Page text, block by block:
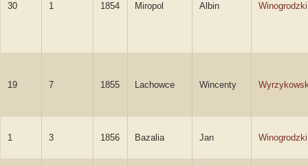
30 1 1854 Miropol Albin Winogrodzki
19 7 1855 Lachowce Wincenty
1 3 1856 Bazalia Jan Winogrodzki